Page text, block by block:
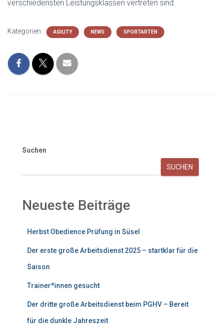
verschiedensten Leistungsklassen vertreten sind.
Kategorien: AGILITY NEWS SPORTARTEN
Suchen
SUCHEN
Neueste Beiträge
Herbst Obedience Prüfung in Süsel
Der erste große Arbeitsdienst 2025 – startklar für die
Saison
Trainer*innen gesucht
Der dritte große Arbeitsdienst beim PGHV – Bereit
für die dunkle Jahreszeit